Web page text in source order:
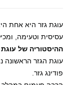
עוגת גזר היא אחת
עסיסית וטעימה,
ההיסטוריה של עוגת
עוגת הגזר הראשונה
פודינג גזר.